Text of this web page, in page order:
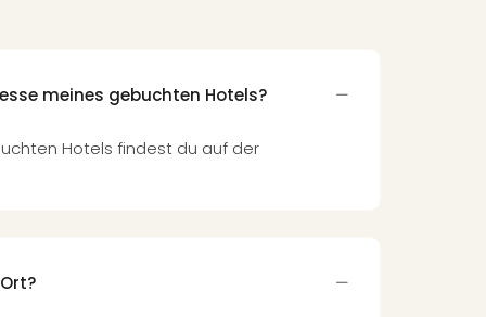
meines gebuchten Hotels?
Hotels findest du auf der